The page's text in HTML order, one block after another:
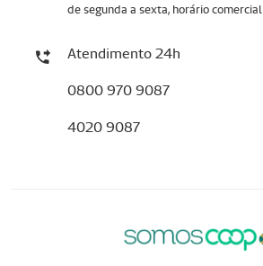
de segunda a sexta, horário comercial
Atendimento 24h
0800 970 9087
4020 9087